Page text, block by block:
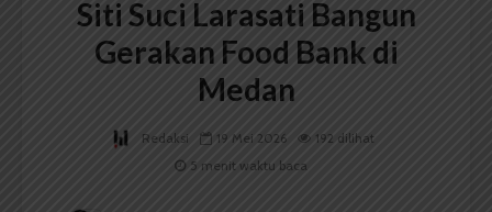
Siti Suci Larasati Bangun
Gerakan Food Bank di
Medan
Redaksi 19 Mei 2026
192 dilihat
5 menit waktu baca